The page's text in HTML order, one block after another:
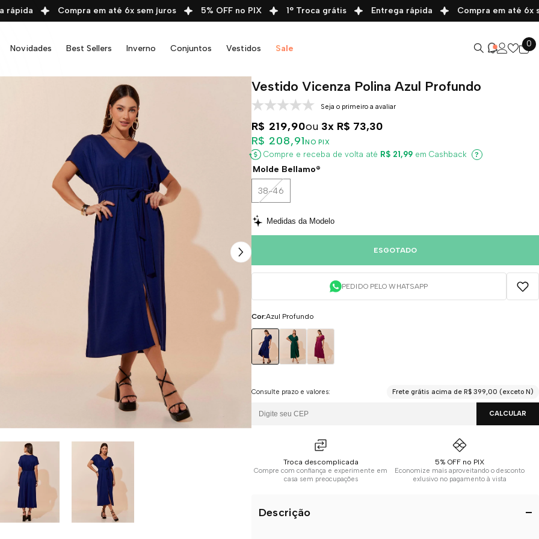
Compra em até 6x sem juros 5% OFF no PIX 1° Troca grátis Entrega rápida Compra em até 6x
Novidades Best Sellers Inverno Conjuntos Vestidos Sale 0
0
Vestido Vicenza Polina Azul Profundo
Seja o primeiro a avaliar
R$ 219,90ou 3x R$ 73,30
R$ 208,91NO PIX
Compre e receba de volta até R$ 21,99em Cashback ?
Molde Bellamo®
38-46
Medidas da Modelo
ESGOTADO
PEDIDO PELO WHATSAPP
Cor:Azul Profundo
Consulte prazo e valores: Frete grátis acima de R$ 399,00 (exceto N)
CALCULAR
Troca descomplicada
Compre com confiança e experimente em
casa sem preocupações
5% OFF no PIX
Economize mais aproveitando o desconto
exlusivo no pagamento à vista
Descrição